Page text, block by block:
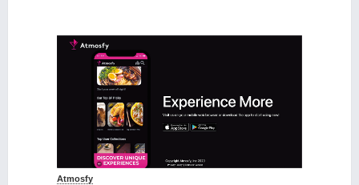
Atmosfy